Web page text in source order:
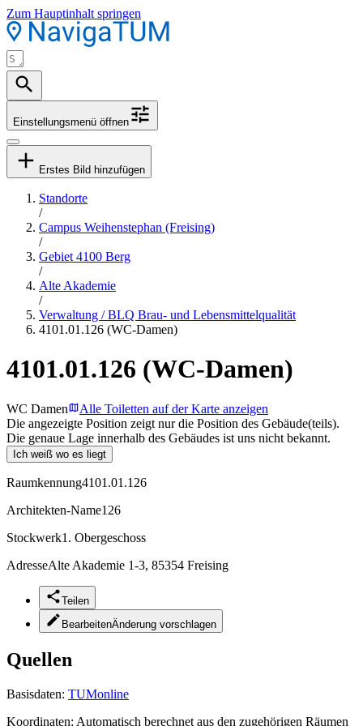
Zum Hauptinhalt springen
Einstellungsmenü öffnen
Erstes Bild hinzufügen
Standorte
/
Campus Weihenstephan (Freising)
/
Gebiet 4100 Berg
/
Alte Akademie
/
Verwaltung / BLQ Brau- und Lebensmittelqualität
4101.01.126 (WC-Damen)
4101.01.126 (WC-Damen)
WC Damen
Alle Toiletten auf der Karte anzeigen
Die angezeigte Position zeigt nur die Position des Gebäude(teils).
Die genaue Lage innerhalb des Gebäudes ist uns nicht bekannt.
Ich weiß wo es liegt
Raumkennung4101.01.126
Architekten-Name126
Stockwerk1. Obergeschoss
AdresseAlte Akademie 1-3, 85354 Freising
Teilen
BearbeitenÄnderung vorschlagen
Quellen
Basisdaten: TUMonline
Koordinaten: Automatisch berechnet aus den zugehörigen Räumen